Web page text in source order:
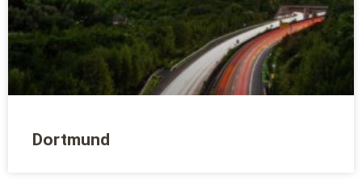
Dortmund